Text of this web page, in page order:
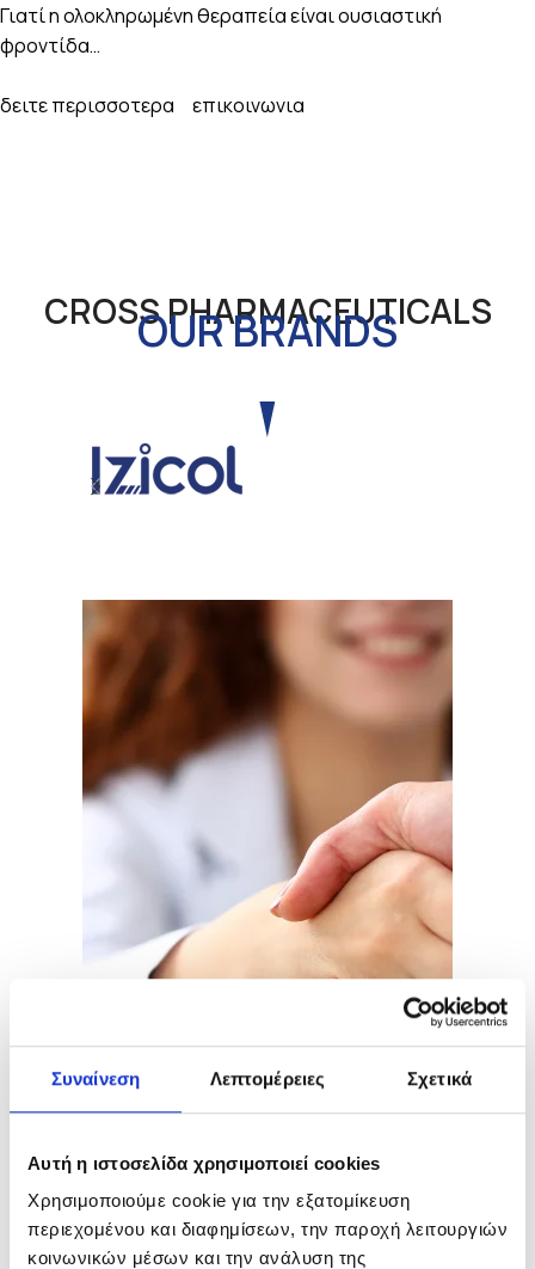
Συναίνεση Λεπτομέρειες Σχετικά
Αυτή η ιστοσελίδα χρησιμοποιεί cookies
Χρησιμοποιούμε cookie για την εξατομίκευση
περιεχομένου και διαφημίσεων, την παροχή λειτουργιών
κοινωνικών μέσων και την ανάλυση της
Γιατί η ολοκληρωμένη θεραπεία είναι ουσιαστική
φροντίδα…
δειτε περισσοτερα επικοινωνια
CROSS PHARMACEUTICALS
OUR BRANDS